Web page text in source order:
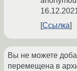
Ссылка
Вы не можете
перемещена в